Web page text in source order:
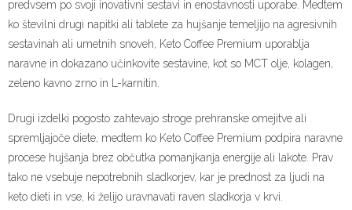
predvsem po svoji inovativni sestavi in enostavnosti uporabe. Medtem
ko številni drugi napitki ali tablete za hujšanje temeljijo na agresivnih
sestavinah ali umetnih snoveh, Keto Coffee Premium uporablja
naravne in dokazano učinkovite sestavine, kot so MCT olje, kolagen,
zeleno kavno zrno in L-karnitin.
Drugi izdelki pogosto zahtevajo stroge prehranske omejitve ali
spremljajoče diete, medtem ko Keto Coffee Premium podpira naravne
procese hujšanja brez občutka pomanjkanja energije ali lakote. Prav
tako ne vsebuje nepotrebnih sladkorjev, kar je prednost za ljudi na
keto dieti in vse, ki želijo uravnavati raven sladkorja v krvi.